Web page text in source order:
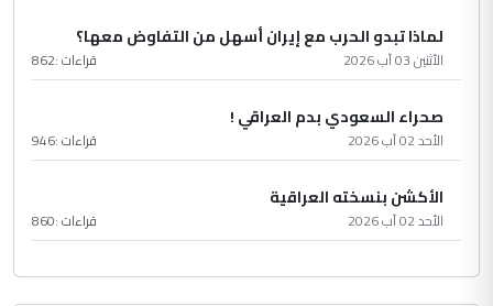
لماذا تبدو الحرب مع إيران أسهل من التفاوض معها؟
الأثنين 03 آب 2026 قراءات :862
صحراء السعودي بدم العراقي !
الأحد 02 آب 2026 قراءات :946
الأكشن بنسخته العراقية
الأحد 02 آب 2026 قراءات :860